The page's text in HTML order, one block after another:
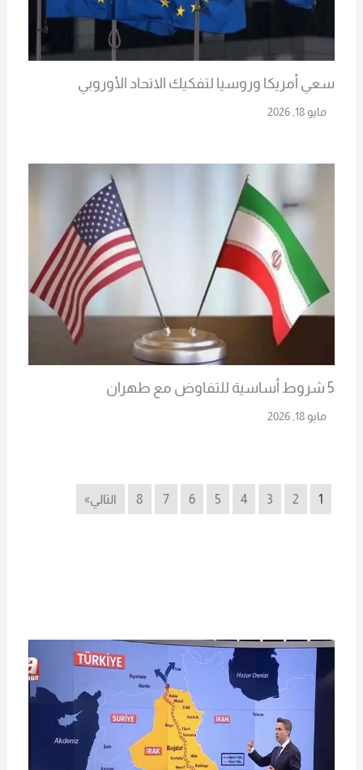
سعي أمريكا وروسيا لتفكيك الاتحاد الأوروبي
مايو 18, 2026
5 شروط أساسية للتفاوض مع طهران
مايو 18, 2026
1
2
3
4
5
6
7
8 التالي»